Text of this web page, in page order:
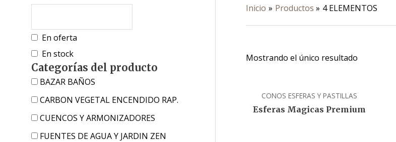
En oferta
En stock
Categorías del producto
BAZAR BAÑOS
CARBON VEGETAL ENCENDIDO RAP.
CUENCOS Y ARMONIZADORES
FUENTES DE AGUA Y JARDIN ZEN
Inicio Productos 4 ELEMENTOS
Mostrando el único resultado
CONOS ESFERAS Y PASTILLAS
Esferas Magicas Premium